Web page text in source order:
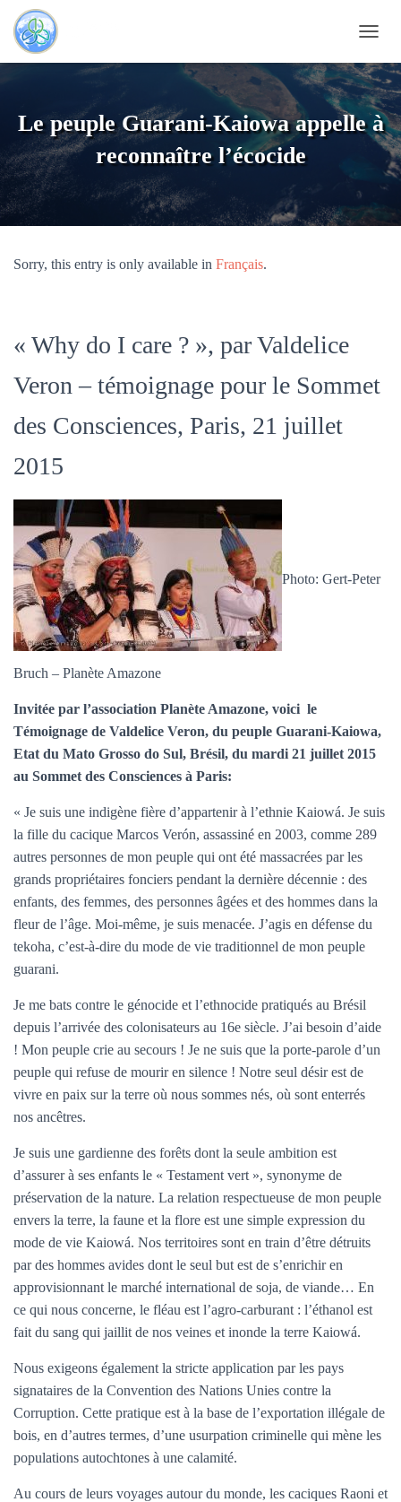
O
G
G
L
E
G
Le peuple Guarani-Kaiowa appelle à
reconnaître l’écocide
Sorry, this entry is only available in Français.
« Why do I care ? », par Valdelice
Veron – témoignage pour le Sommet
des Consciences, Paris, 21 juillet
2015
Photo: Gert-Peter
Bruch – Planète Amazone
Invitée par l’association Planète Amazone, voici le
Témoignage de Valdelice Veron, du peuple Guarani-Kaiowa,
Etat du Mato Grosso do Sul, Brésil, du mardi 21 juillet 2015
au Sommet des Consciences à Paris:
« Je suis une indigène fière d’appartenir à l’ethnie Kaiowá. Je suis
la fille du cacique Marcos Verón, assassiné en 2003, comme 289
autres personnes de mon peuple qui ont été massacrées par les
grands propriétaires fonciers pendant la dernière décennie : des
enfants, des femmes, des personnes âgées et des hommes dans la
fleur de l’âge. Moi-même, je suis menacée. J’agis en défense du
tekoha, c’est-à-dire du mode de vie traditionnel de mon peuple
guarani.
Je me bats contre le génocide et l’ethnocide pratiqués au Brésil
depuis l’arrivée des colonisateurs au 16e siècle. J’ai besoin d’aide
! Mon peuple crie au secours ! Je ne suis que la porte-parole d’un
peuple qui refuse de mourir en silence ! Notre seul désir est de
vivre en paix sur la terre où nous sommes nés, où sont enterrés
nos ancêtres.
Je suis une gardienne des forêts dont la seule ambition est
d’assurer à ses enfants le « Testament vert », synonyme de
préservation de la nature. La relation respectueuse de mon peuple
envers la terre, la faune et la flore est une simple expression du
mode de vie Kaiowá. Nos territoires sont en train d’être détruits
par des hommes avides dont le seul but est de s’enrichir en
approvisionnant le marché international de soja, de viande… En
ce qui nous concerne, le fléau est l’agro-carburant : l’éthanol est
fait du sang qui jaillit de nos veines et inonde la terre Kaiowá.
Nous exigeons également la stricte application par les pays
signataires de la Convention des Nations Unies contre la
Corruption. Cette pratique est à la base de l’exportation illégale de
bois, en d’autres termes, d’une usurpation criminelle qui mène les
populations autochtones à une calamité.
Au cours de leurs voyages autour du monde, les caciques Raoni et